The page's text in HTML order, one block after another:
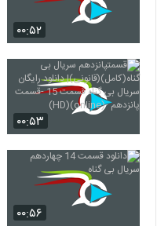
۰۰:۵۲
۰۰:۵۳
۰۰:۵۶